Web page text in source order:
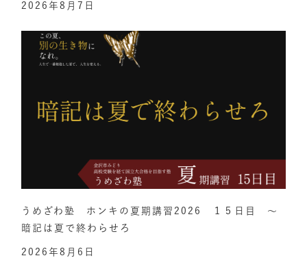
2026年8月7日
うめざわ塾 ホンキの夏期講習2026 １５日目 ～
暗記は夏で終わらせろ
2026年8月6日